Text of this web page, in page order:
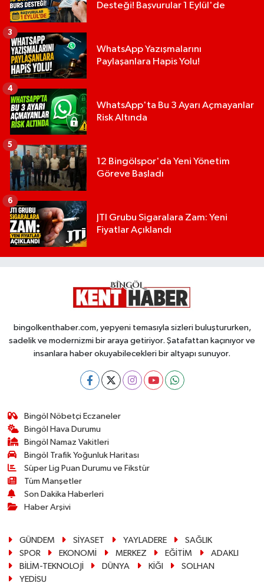
Desteği! Başvurular 1 Eylül'de
WhatsApp Yazışmalarını
Paylaşanlara Hapis Yolu!
3
WhatsApp'ta Bu 3 Ayarı Açmayanlar
Risk Altında
4
12 Bingölspor'da Yeni Yönetim
Göreve Başladı
5
JTI Grubu Sigaralara Zam: Yeni
Fiyatlar Açıklandı
6
bingolkenthaber.com, yepyeni temasıyla sizleri buluştururken,
sadelik ve modernizmi bir araya getiriyor. Şatafattan kaçınıyor ve
insanlara haber okuyabilecekleri bir altyapı sunuyor.
Bingöl Nöbetçi Eczaneler
Bingöl Hava Durumu
Bingöl Namaz Vakitleri
Bingöl Trafik Yoğunluk Haritası
Süper Lig Puan Durumu ve Fikstür
Tüm Manşetler
Son Dakika Haberleri
Haber Arşivi
GÜNDEM SİYASET YAYLADERE
SAĞLIK
SPOR
EKONOMİ MERKEZ EĞİTİM
ADAKLI
BİLİM-TEKNOLOJİ
DÜNYA KİĞI
SOLHAN
YEDİSU